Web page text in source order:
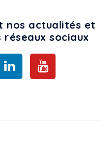
nos actualités et
sociaux